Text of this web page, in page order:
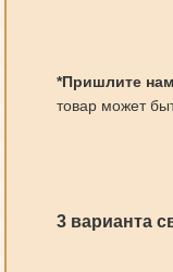
*Пришлите нам
товар может
3 варианта